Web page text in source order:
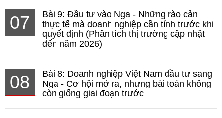
07
Bài 9: Đầu tư vào Nga - Những rào cản
thực tế mà doanh nghiệp cần tính trước khi
quyết định (Phân tích thị trường cập nhật
đến năm 2026)
08
Bài 8: Doanh nghiệp Việt Nam đầu tư sang
Nga - Cơ hội mở ra, nhưng bài toán không
còn giống giai đoạn trước